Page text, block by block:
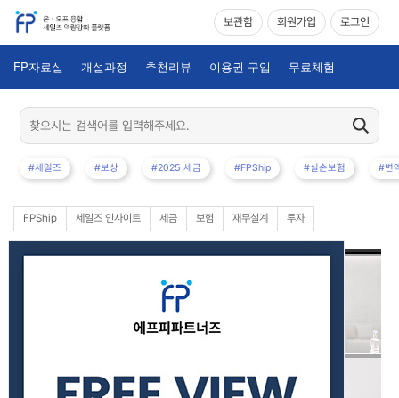
보관함 회원가입 로그인
FP자료실 개설과정 추천리뷰 이용권 구입 무료체험
#세일즈 #보상 #2025 세금 #FPShip #실손보험 #변
FPShip 세일즈 인사이트 세금 보험 재무설계 투자